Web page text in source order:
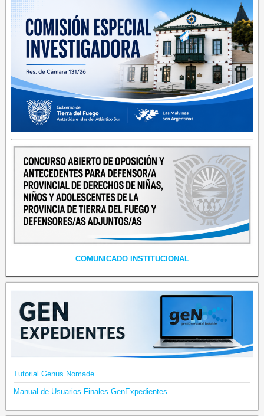
COMUNICADO INSTITUCIONAL
Tutorial Genus Nomade
Manual de Usuarios Finales GenExpedientes